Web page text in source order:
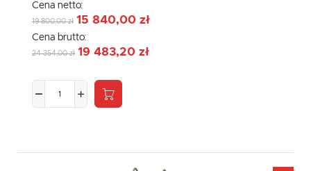
Cena netto:
19 800,00 zł 15 840,00 zł
Cena brutto:
24 354,00 zł 19 483,20 zł